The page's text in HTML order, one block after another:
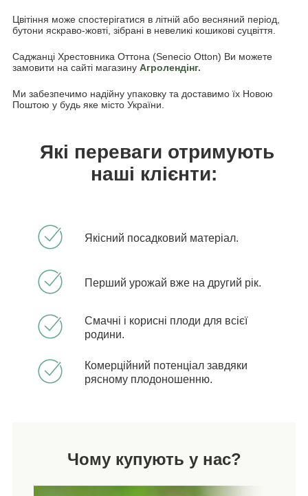
Цвітіння може спостерігатися в літній або весняний період,
бутони яскраво-жовті, зібрані в невеликі кошикові суцвіття.
Саджанці Хрестовника Оттона (Senecio Otton) Ви можете
замовити на сайті магазину Агролендінг.
Ми забезпечимо надійну упаковку та доставимо їх Новою
Поштою у будь яке місто України.
Які переваги отримують
наші клієнти:
Якісний посадковий матеріал.
Перший урожай вже на другий рік.
Смачні і корисні плоди для всієї
родини.
Комерційний потенціал завдяки
рясному плодоношенню.
Чому купують у нас?